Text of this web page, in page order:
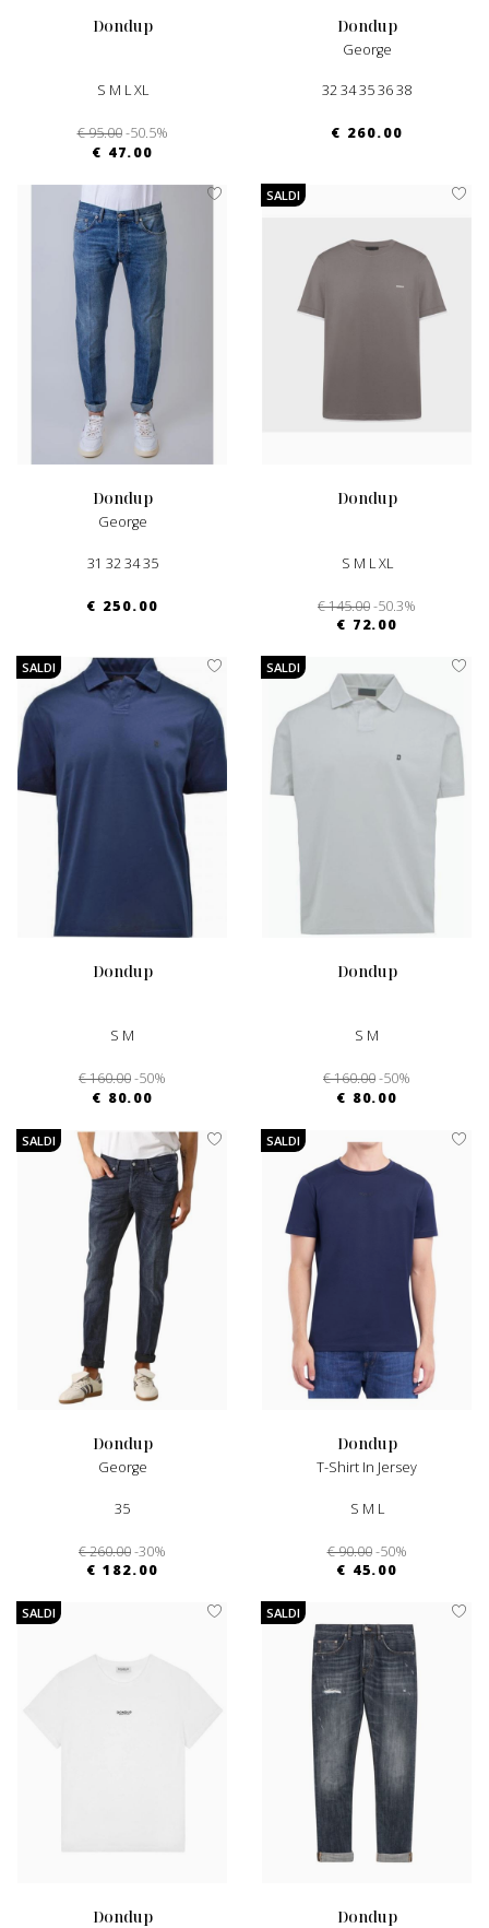
dondup
S M L XL
€ 95.00 -50.5%
€ 47.00
dondup
George
32 34 35 36 38
€ 260.00
dondup
George
31 32 34 35
€ 250.00
SALDI
dondup
S M L XL
€ 145.00-50.3%
€ 72.00
SALDI
dondup
S M
€ 160.00-50%
€ 80.00
SALDI
dondup
S M
€ 160.00-50%
€ 80.00
SALDI
dondup
George
35
€ 260.00-30%
€ 182.00
SALDI
dondup
T-Shirt In Jersey
S M L
€ 90.00 -50%
€ 45.00
SALDI
dondup
SALDI
dondup